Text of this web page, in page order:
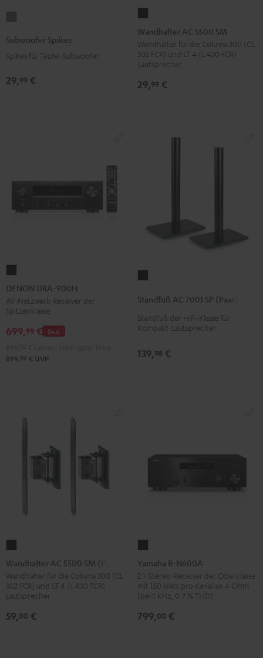
Titan
Subwoofer Spikes
Spikes für Teufel-Subwoofer
29,99 €
AC
5500
SM
Schwarz
Wandhalter AC 5500 SM
Wandhalter für die Columa 300 (CL
302 FCR) und LT 4 (L 430 FCR)
Lautsprecher
29,99 €
DRA-
900H
Schwarz
DENON DRA-900H
AV-Netzwerk-Receiver der
Spitzenklasse
Deal
699,99 €
899, 00 € UVP
7001
SP
(Paar)
Standfuß AC 7001 SP (Paar)
Standfuß der HiFi-Klasse für
Kompakt-Lautsprecher
139,98 €
AC
5500
SM
(Paar)
Schwarz
Wandhalter AC 5500 SM (Paar)
Wandhalter für die Columa 300 (CL
302 FCR) und LT 4 (L 430 FCR)
Lautsprecher
59,00 €
N600A
Schwarz
Yamaha R-N600A
2.1-Stereo-Receiver der Oberklasse
mit 150 Watt pro Kanal an 4 Ohm
(bei 1 kHz, 0.7 % THD)
799,00 €